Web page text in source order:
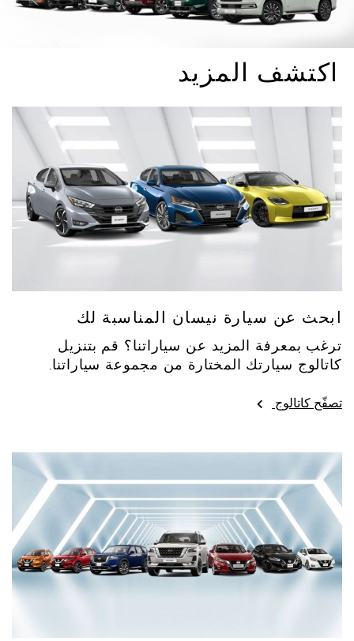
اكتشف المزيد
ابحث عن سيارة نيسان المناسبة لك
ترغب بمعرفة المزيد عن سياراتنا؟ قم بتنزيل
كاتالوج سيارتك المختارة من مجموعة سياراتنا.
تصفّح كاتالوج